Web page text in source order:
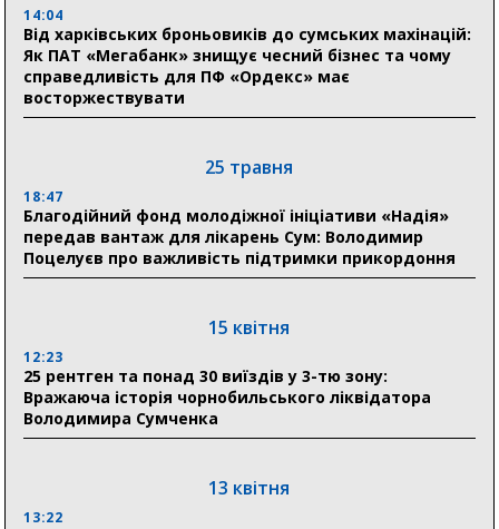
Романько розширює програму відпочинку дітей із
прифронтової Сумщини: перша група оздоровилася
в Австрії
18:30
Ніколаєнко: у Сумах погодили 115 компенсацій на
31 липня
21:01
До 19 400 гривень на паливо: Пенсійний фонд
Сумщини пояснив, як отримати допомогу на зиму
Пенсійному фонді Сумщини пояснили, що робити
людям
14:04
Від харківських броньовиків до сумських махінацій:
Як ПАТ «Мегабанк» знищує чесний бізнес та чому
справедливість для ПФ «Ордекс» має
восторжествувати
25 травня
18:47
Благодійний фонд молодіжної ініціативи «Надія»
передав вантаж для лікарень Сум: Володимир
Поцелуєв про важливість підтримки прикордоння
15 квітня
12:23
25 рентген та понад 30 виїздів у 3-тю зону:
Вражаюча історія чорнобильського ліквідатора
Володимира Сумченка
13 квітня
13:22